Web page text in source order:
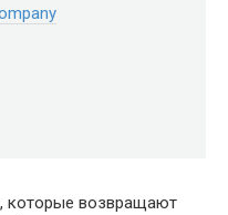
которые возвращают